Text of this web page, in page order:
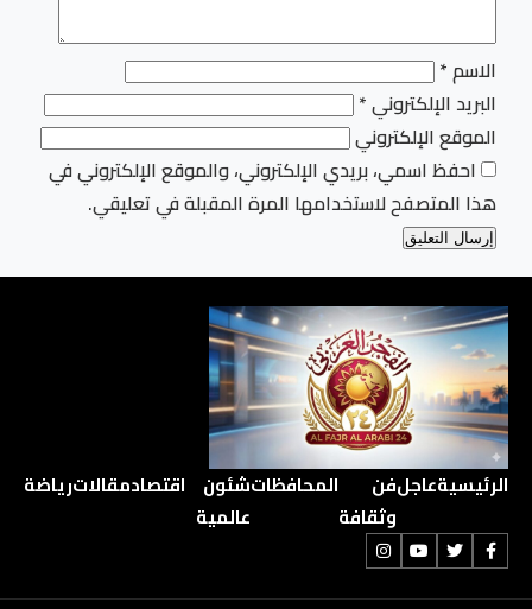
الاسم*
البريد الإلكتروني*
الموقع الإلكتروني
احفظ اسمي، بريدي الإلكتروني، والموقع الإلكتروني في
هذا المتصفح لاستخدامها المرة المقبلة في تعليقي.
الرئيسيةعاجلفن
وثقافة
المحافظاتشئون
عالمية
اقتصادمقالاترياضة